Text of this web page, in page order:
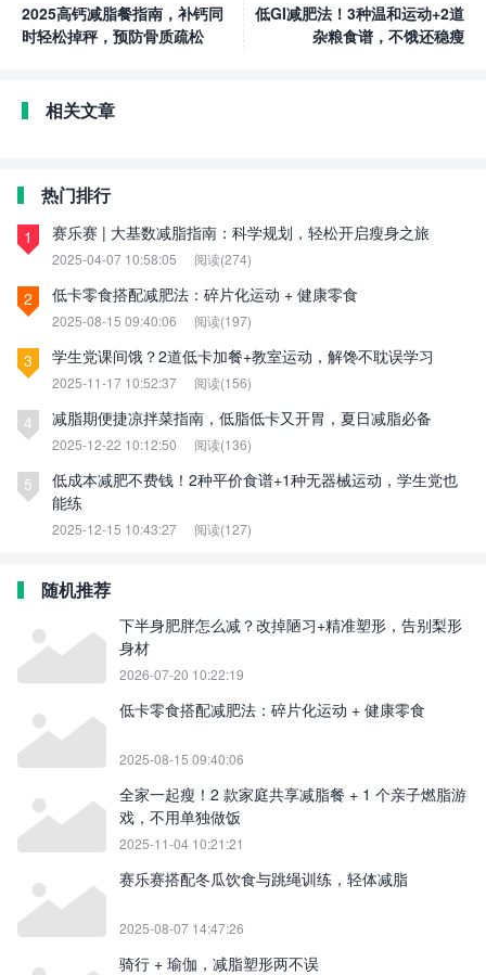
2025高钙减脂餐指南，补钙同
时轻松掉秤，预防骨质疏松
低GI减肥法！3种温和运动+2道
杂粮食谱，不饿还稳瘦
相关文章
热门排行
1 赛乐赛 | 大基数减脂指南：科学规划，轻松开启瘦身之旅
2025-04-07 10:58:05 阅读(274)
2 低卡零食搭配减肥法：碎片化运动 + 健康零食
2025-08-15 09:40:06 阅读(197)
3 学生党课间饿？2道低卡加餐+教室运动，解馋不耽误学习
2025-11-17 10:52:37 阅读(156)
4 减脂期便捷凉拌菜指南，低脂低卡又开胃，夏日减脂必备
2025-12-22 10:12:50 阅读(136)
5
低成本减肥不费钱！2种平价食谱+1种无器械运动，学生党也
能练
2025-12-15 10:43:27 阅读(127)
随机推荐
下半身肥胖怎么减？改掉陋习+精准塑形，告别梨形
身材
2026-07-20 10:22:19
低卡零食搭配减肥法：碎片化运动 + 健康零食
2025-08-15 09:40:06
全家一起瘦！2 款家庭共享减脂餐 + 1 个亲子燃脂游
戏，不用单独做饭
2025-11-04 10:21:21
赛乐赛搭配冬瓜饮食与跳绳训练，轻体减脂
2025-08-07 14:47:26
骑行 + 瑜伽，减脂塑形两不误